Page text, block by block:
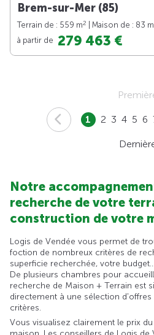
Brem-sur-Mer (85)
Terrain de : 559 m2 | Maison de : 83 m
à partir de 279 463 €
1 2 3 4 5 6
Notre
recherche de votre
construction de votre
Logis de Vendée vous permet de
foction de nombreux critères de
superficie recherchée, votre
De plusieurs chambres pour
recherche de Maison + Terrain est
directement à une sélection
critères.
Vous visualisez clairement le prix